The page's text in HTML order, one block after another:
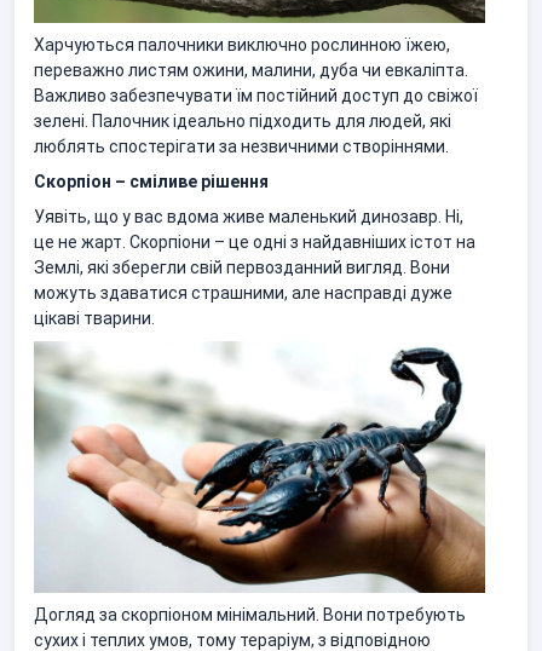
Харчуються палочники виключно рослинною їжею,
переважно листям ожини, малини, дуба чи евкаліпта.
Важливо забезпечувати їм постійний доступ до свіжої
зелені. Палочник ідеально підходить для людей, які
люблять спостерігати за незвичними створіннями.
Скорпіон – сміливе рішення
Уявіть, що у вас вдома живе маленький динозавр. Ні,
це не жарт. Скорпіони – це одні з найдавніших істот на
Землі, які зберегли свій первозданний вигляд. Вони
можуть здаватися страшними, але насправді дуже
цікаві тварини.
Догляд за скорпіоном мінімальний. Вони потребують
сухих і теплих умов, тому тераріум, з відповідною